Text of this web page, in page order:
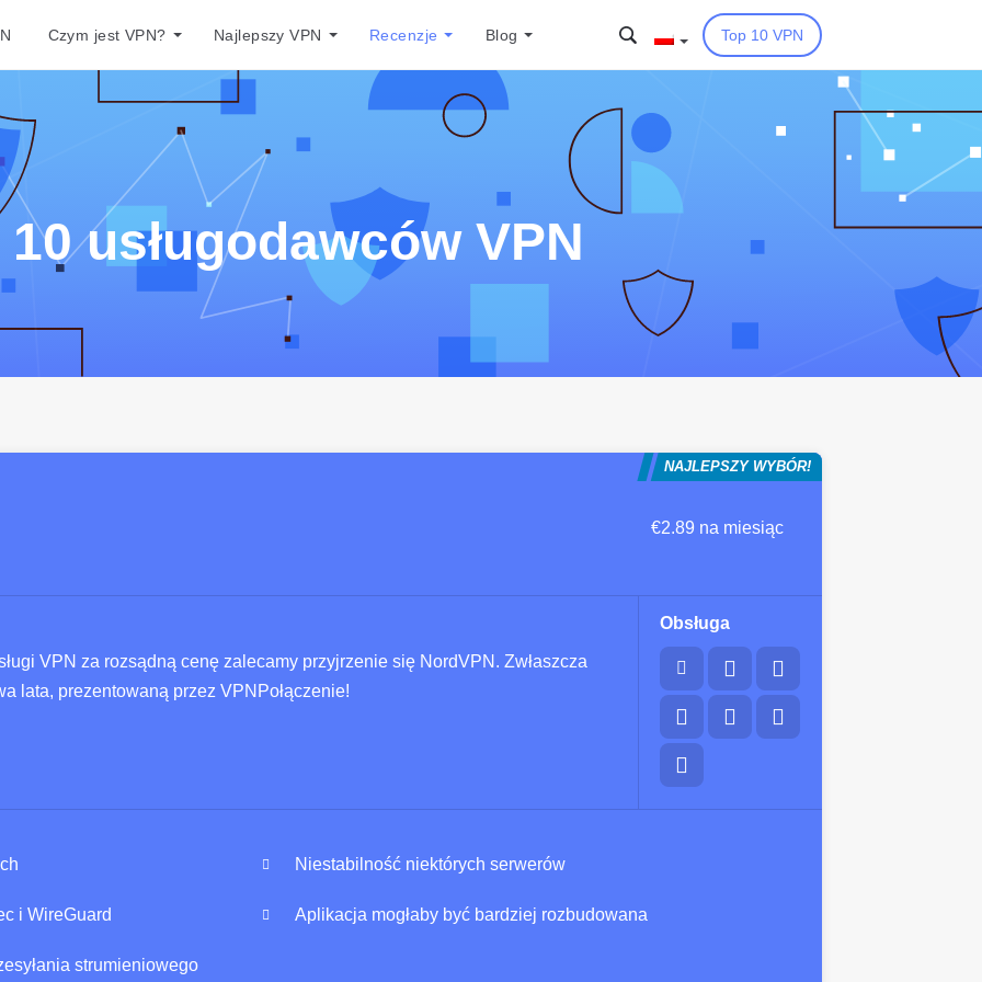
Czym jest VPN? Najlepszy VPN Recenzje Blog Top 10 VPN
10 usługodawców VPN
NAJLEPSZY WYBÓR!
€2.89 na miesiąc
VPN za rozsądną cenę zalecamy przyjrzenie się NordVPN. Zwłaszcza
lata, prezentowaną przez VPNPołączenie!
Obsługa
i WireGuard
strumieniowego
Niestabilność niektórych serwerów
Aplikacja mogłaby być bardziej rozbudowana